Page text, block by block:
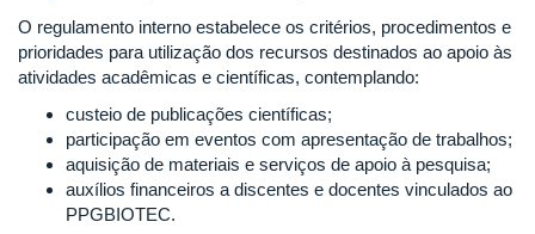
O regulamento interno estabelece os critérios, procedimentos e
prioridades para utilização dos recursos destinados ao apoio às
atividades acadêmicas e científicas, contemplando:
custeio de publicações científicas;
participação em eventos com apresentação de trabalhos;
aquisição de materiais e serviços de apoio à pesquisa;
auxílios financeiros a discentes e docentes vinculados ao
PPGBIOTEC.